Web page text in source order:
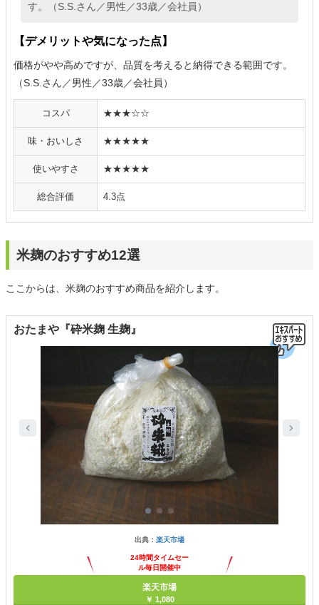
す。（S.S.さん／男性／33歳／会社員）
【デメリットや気になった点】
価格がやや高めですが、品質を考えると納得できる範囲です。
（S.S.さん／男性／33歳／会社員）
コスパ ★★★☆☆
味・おいしさ ★★★★★
使いやすさ ★★★★★
総合評価 4.3点
米麹のおすすめ12選
ここからは、米麹のおすすめ商品を紹介します。
おたまや『砕米麹 生麹』
出典： 楽天市場
24時間タイムセー
ル毎日開催中
楽天市場
￥ 1,080